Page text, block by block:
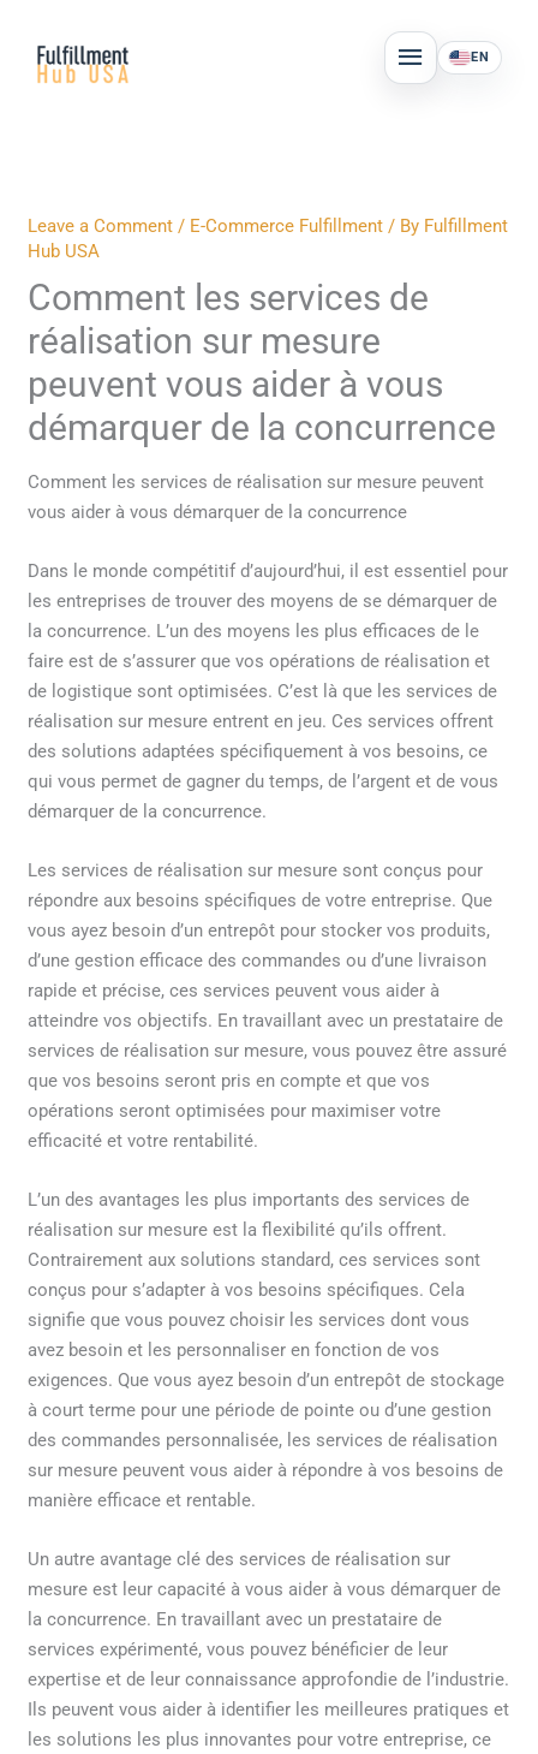
content
MAIN
MENU
EN
Leave a Comment / E-Commerce Fulfillment / By Fulfillment
Hub USA
Comment les services de
réalisation sur mesure
peuvent vous aider à vous
démarquer de la concurrence
Comment les services de réalisation sur mesure peuvent
vous aider à vous démarquer de la concurrence
Dans le monde compétitif d’aujourd’hui, il est essentiel pour
les entreprises de trouver des moyens de se démarquer de
la concurrence. L’un des moyens les plus efficaces de le
faire est de s’assurer que vos opérations de réalisation et
de logistique sont optimisées. C’est là que les services de
réalisation sur mesure entrent en jeu. Ces services offrent
des solutions adaptées spécifiquement à vos besoins, ce
qui vous permet de gagner du temps, de l’argent et de vous
démarquer de la concurrence.
Les services de réalisation sur mesure sont conçus pour
répondre aux besoins spécifiques de votre entreprise. Que
vous ayez besoin d’un entrepôt pour stocker vos produits,
d’une gestion efficace des commandes ou d’une livraison
rapide et précise, ces services peuvent vous aider à
atteindre vos objectifs. En travaillant avec un prestataire de
services de réalisation sur mesure, vous pouvez être assuré
que vos besoins seront pris en compte et que vos
opérations seront optimisées pour maximiser votre
efficacité et votre rentabilité.
L’un des avantages les plus importants des services de
réalisation sur mesure est la flexibilité qu’ils offrent.
Contrairement aux solutions standard, ces services sont
conçus pour s’adapter à vos besoins spécifiques. Cela
signifie que vous pouvez choisir les services dont vous
avez besoin et les personnaliser en fonction de vos
exigences. Que vous ayez besoin d’un entrepôt de stockage
à court terme pour une période de pointe ou d’une gestion
des commandes personnalisée, les services de réalisation
sur mesure peuvent vous aider à répondre à vos besoins de
manière efficace et rentable.
Un autre avantage clé des services de réalisation sur
mesure est leur capacité à vous aider à vous démarquer de
la concurrence. En travaillant avec un prestataire de
services expérimenté, vous pouvez bénéficier de leur
expertise et de leur connaissance approfondie de l’industrie.
Ils peuvent vous aider à identifier les meilleures pratiques et
les solutions les plus innovantes pour votre entreprise, ce